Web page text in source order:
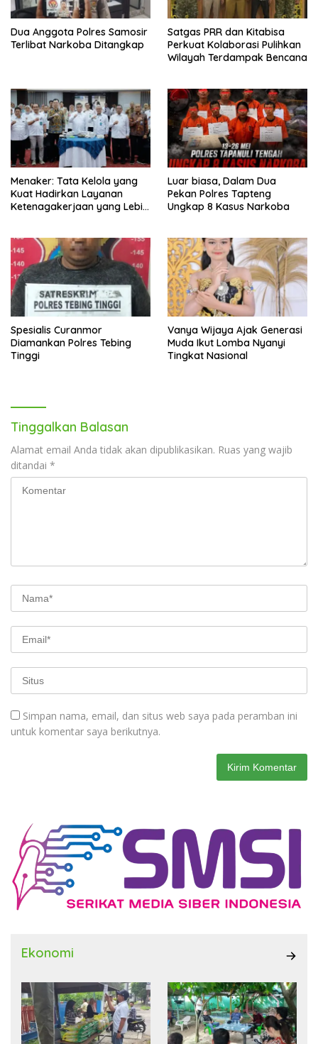
Dua Anggota Polres Samosir
Terlibat Narkoba Ditangkap
Satgas PRR dan Kitabisa
Perkuat Kolaborasi Pulihkan
Wilayah Terdampak Bencana
Menaker: Tata Kelola yang
Kuat Hadirkan Layanan
Ketenagakerjaan yang Lebih
Luar biasa, Dalam Dua
Pekan Polres Tapteng
Ungkap 8 Kasus Narkoba
Spesialis Curanmor
Diamankan Polres Tebing
Tinggi
Vanya Wijaya Ajak Generasi
Muda Ikut Lomba Nyanyi
Tingkat Nasional
Tinggalkan Balasan
Alamat email Anda tidak akan dipublikasikan. Ruas yang wajib
ditandai *
Simpan nama, email, dan situs web saya pada peramban ini
untuk komentar saya berikutnya.
Ekonomi